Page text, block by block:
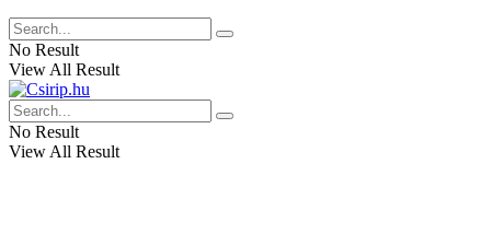
No Result
View All Result
No Result
View All Result